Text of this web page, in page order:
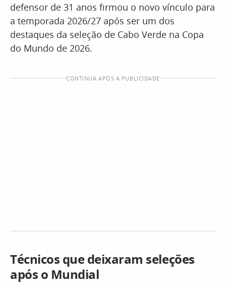
defensor de 31 anos firmou o novo vínculo para
a temporada 2026/27 após ser um dos
destaques da seleção de Cabo Verde na Copa
do Mundo de 2026.
CONTINUA APÓS A PUBLICIDADE
Técnicos que deixaram seleções
após o Mundial